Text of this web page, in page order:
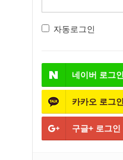
자동로그인
네이버 로그인
카카오 로그인
구글+ 로그인